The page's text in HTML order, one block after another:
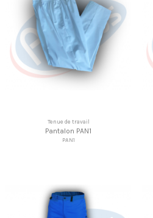
Tenue de travail
Pantalon PAN1
PAN1